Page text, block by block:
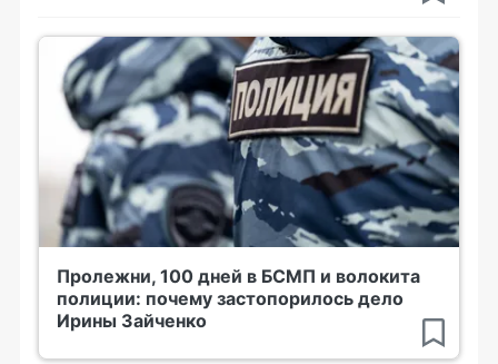
Пролежни, 100 дней в БСМП и волокита
полиции: почему застопорилось дело
Ирины Зайченко